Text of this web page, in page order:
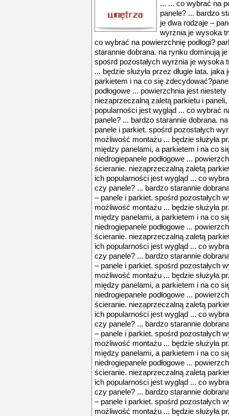
... ... co wybrać na
panele? ... bardzo
je dwa rodzaje –
wyrżnia je wysoka
co wybrać na powierzchnię podłogi?
starannie dobrana. na rynku dominują
spośrd pozostałych wyrżnia je wysoka
... będzie służyła przez długie lata.
parkietem i na co się
podłogowe ... powierzchnia jest
niezaprzeczalną zaletą parkietu i
popularności jest wygląd ... co wybrać
panele? ... bardzo starannie dobrana.
panele i parkiet. spośrd pozostałych
możliwość montażu ... będzie służyła
między panelami, a parkietem i na co
niedrogiepanele podłogowe ...
ścieranie. niezaprzeczalną zaletą
ich popularności jest wygląd ... co
czy panele? ... bardzo starannie
– panele i parkiet. spośrd pozostałych
możliwość montażu ... będzie służyła
między panelami, a parkietem i na co
niedrogiepanele podłogowe ...
ścieranie. niezaprzeczalną zaletą
ich popularności jest wygląd ... co
czy panele? ... bardzo starannie
– panele i parkiet. spośrd pozostałych
możliwość montażu ... będzie służyła
między panelami, a parkietem i na co
niedrogiepanele podłogowe ...
ścieranie. niezaprzeczalną zaletą
ich popularności jest wygląd ... co
czy panele? ... bardzo starannie
– panele i parkiet. spośrd pozostałych
możliwość montażu ... będzie służyła
między panelami, a parkietem i na co
niedrogiepanele podłogowe ...
ścieranie. niezaprzeczalną zaletą
ich popularności jest wygląd ... co
czy panele? ... bardzo starannie
– panele i parkiet. spośrd pozostałych
możliwość montażu ... będzie służyła